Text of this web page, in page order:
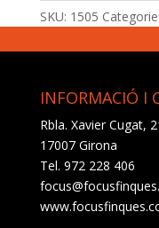
SKU: 1505
INFORMACIÓ I
Rbla. Xavier Cugat,
17007 Girona
Tel. 972 228 406